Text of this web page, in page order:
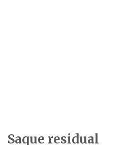
Saque residual